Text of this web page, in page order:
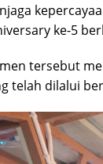
ke-5
tersebut
telah dilalui